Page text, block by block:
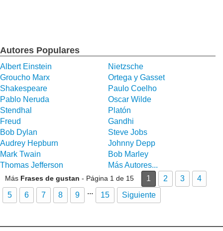
Autores Populares
Albert Einstein
Nietzsche
Groucho Marx
Ortega y Gasset
Shakespeare
Paulo Coelho
Pablo Neruda
Oscar Wilde
Stendhal
Platón
Freud
Gandhi
Bob Dylan
Steve Jobs
Audrey Hepburn
Johnny Depp
Mark Twain
Bob Marley
Thomas Jefferson
Más Autores...
Más Frases de gustan - Página 1 de 15 1 2 3
4
5
6 7 8 9 ... 15 Siguiente